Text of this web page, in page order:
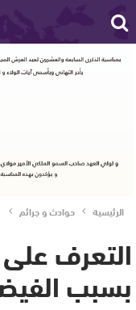
الرئيسية حوادث و جرائم
التعرف
بسبب